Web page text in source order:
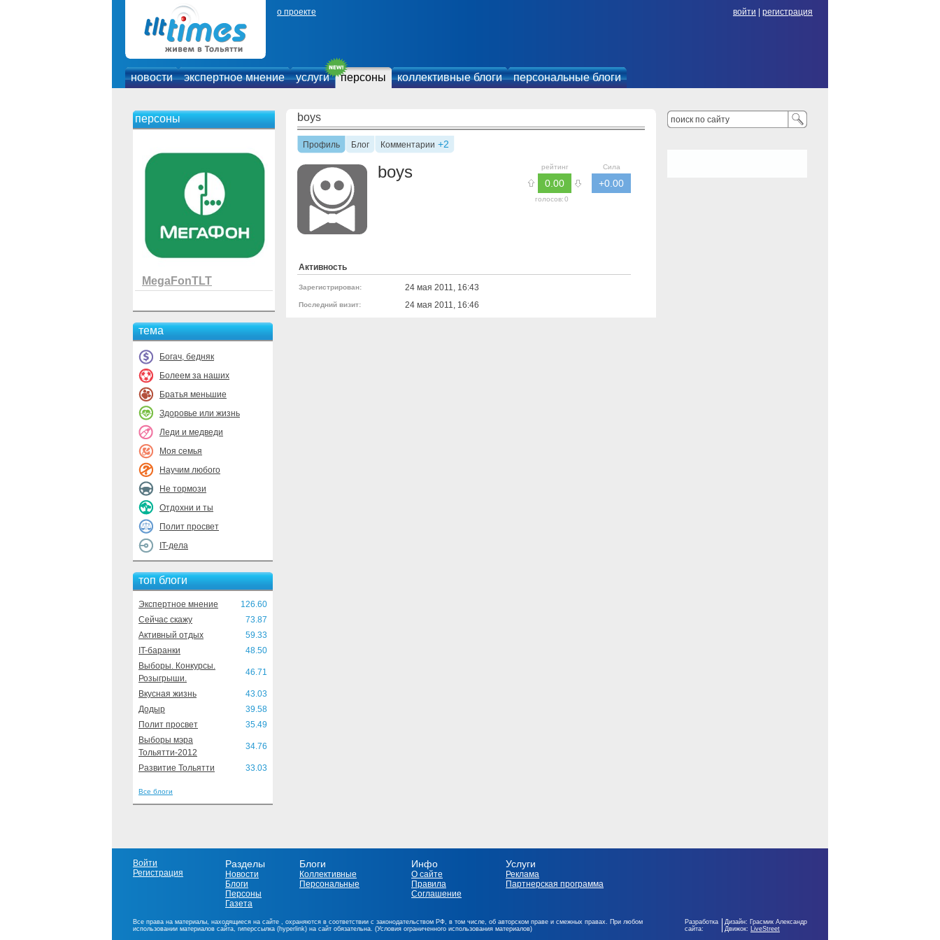
о проекте войти регистрация
новости экспертное мнение услуги персоны коллективные блоги персональные блоги
персоны
MegaFonTLT
тема
Богач, бедняк
Болеем за наших
Братья меньшие
Здоровье или жизнь
Леди и медведи
Моя семья
Научим любого
Не тормози
Отдохни и ты
Полит просвет
IT-дела
топ блоги
Экспертное мнение
126.60
Сейчас скажу
73.87
Активный отдых
59.33
IT-баранки
48.50
Выборы. Конкурсы.
Розыгрыши.
46.71
Вкусная жизнь
43.03
Додыр
39.58
Полит просвет
35.49
Выборы мэра
Тольятти-2012
34.76
Развитие Тольятти 33.03
Все блоги
boys
Профиль Блог Комментарии +2
Сила
+0.00
рейтинг
0.00
голосов: 0
boys
Активность
Зарегистрирован: 24 мая 2011, 16:43
Последний визит: 24 мая 2011, 16:46
Войти
Регистрация
Разделы
Новости
Блоги
Персоны
Газета
Блоги
Коллективные
Персональные
Инфо
О сайте
Правила
Соглашение
Услуги
Реклама
Партнерская программа
Все права на материалы, находящиеся на сайте , охраняются в соответствии с законодательством РФ, в том числе, об авторском праве и смежных правах. При любом
использовании материалов сайта, гиперссылка (hyperlink) на сайт обязательна. (Условия ограниченного использования материалов)
Разработка
сайта:
Дизайн: Грасмик Александр
Движок: LiveStreet